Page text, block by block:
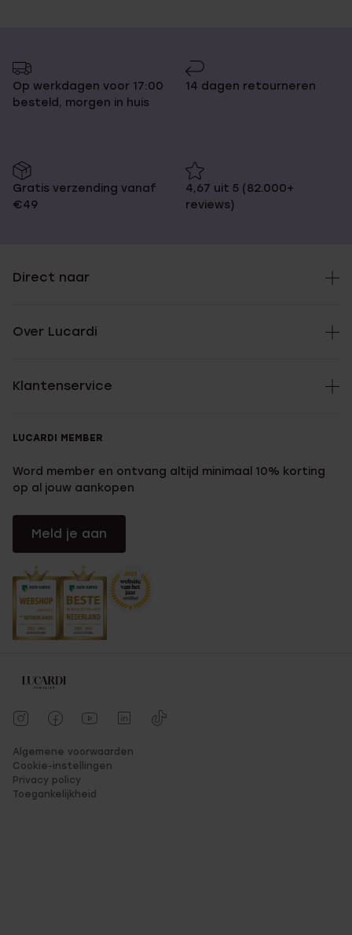
Op werkdagen voor 17:00
besteld, morgen in huis
14 dagen retourneren
Gratis verzending vanaf
€49
4,67 uit 5 (82.000+
reviews)
Direct naar
Over Lucardi
Klantenservice
LUCARDI MEMBER
Word member en ontvang altijd minimaal 10% korting
op al jouw aankopen
Meld je aan
Algemene voorwaarden
Cookie-instellingen
Privacy policy
Toegankelijkheid